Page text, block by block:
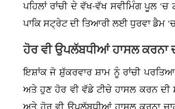
ਪਹਿਲਾਂ ਰਾਂਚੀ ਦੇ ਵੱਖ-ਵੱਖ ਸਵੀਮਿੰਗ ਪੂਲ
ਪਾਕਿ ਸਟ੍ਰੇਟ ਦੀ ਤਿਆਰੀ ਲਈ ਧੁਰਵਾ ਡੈਮ
ਹੋਰ ਵੀ ਉਪਲੱਬਧੀਆਂ ਹਾਸਲ ਕਰਨਾ
ਇਸ਼ਾਂਕ ਜੋ ਸ਼ੁੱਕਰਵਾਰ ਸ਼ਾਮ ਨੂੰ ਰਾਂਚੀ
ਅਤੇ ਹੁਣ ਹੋਰ ਵੀ ਵੱਡੇ ਟੀਚੇ ਹਾਸਲ ਕਰਨ ਦੀ